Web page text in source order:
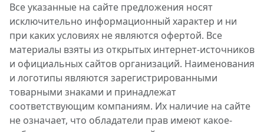
Все указанные на сайте предложения носят
исключительно информационный характер и ни
при каких условиях не являются офертой. Все
материалы взяты из открытых интернет-источников
и официальных сайтов организаций. Наименования
и логотипы являются зарегистрированными
товарными знаками и принадлежат
соответствующим компаниям. Их наличие на сайте
не означает, что обладатели прав имеют какое-